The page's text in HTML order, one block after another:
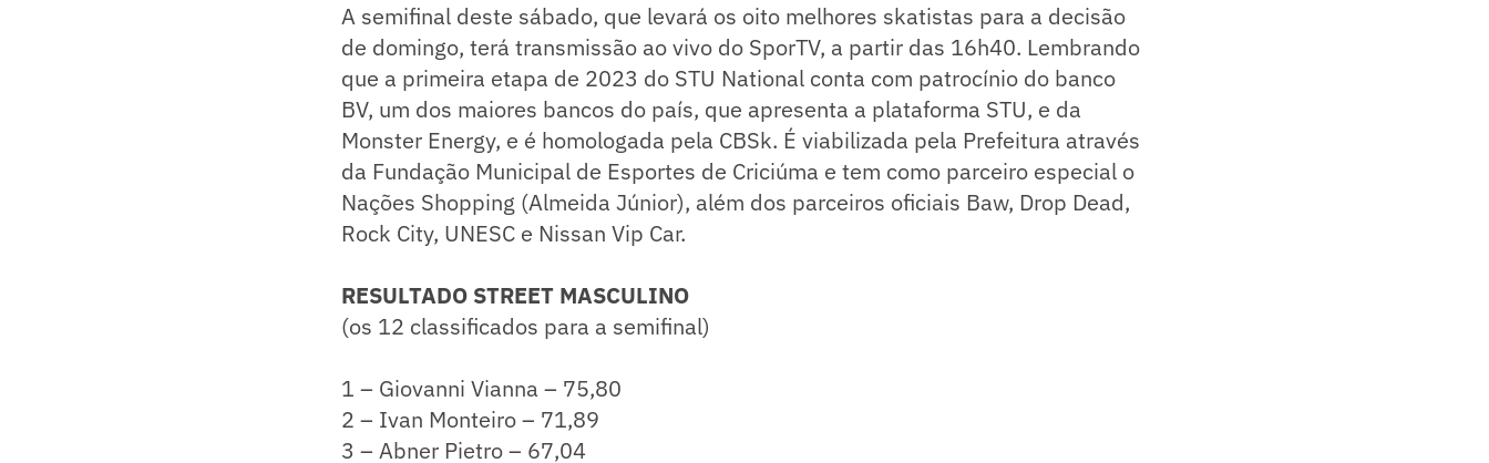
A semifinal deste sábado, que levará os oito melhores skatistas para a decisão
de domingo, terá transmissão ao vivo do SporTV, a partir das 16h40. Lembrando
que a primeira etapa de 2023 do STU National conta com patrocínio do banco
BV, um dos maiores bancos do país, que apresenta a plataforma STU, e da
Monster Energy, e é homologada pela CBSk. É viabilizada pela Prefeitura através
da Fundação Municipal de Esportes de Criciúma e tem como parceiro especial o
Nações Shopping (Almeida Júnior), além dos parceiros oficiais Baw, Drop Dead,
Rock City, UNESC e Nissan Vip Car.
RESULTADO STREET MASCULINO
(os 12 classificados para a semifinal)
1 – Giovanni Vianna – 75,80
2 – Ivan Monteiro – 71,89
3 – Abner Pietro – 67,04